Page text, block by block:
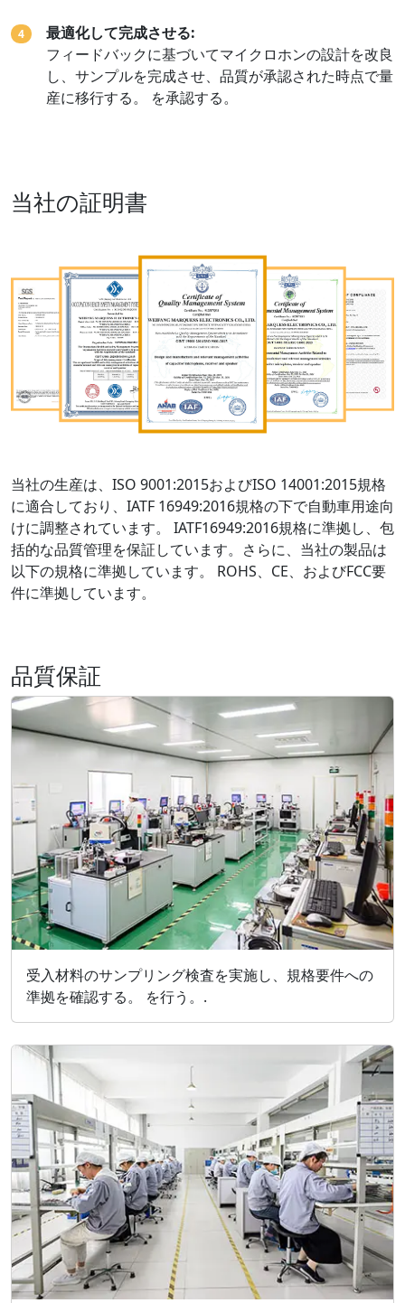
4
最適化して完成させる:
フィードバックに基づいてマイクロホンの設計を改良
し、サンプルを完成させ、品質が承認された時点で量
産に移行する。 を承認する。
当社の証明書
当社の生産は、ISO 9001:2015およびISO 14001:2015規格
に適合しており、IATF 16949:2016規格の下で自動車用途向
けに調整されています。 IATF16949:2016規格に準拠し、包
括的な品質管理を保証しています。さらに、当社の製品は
以下の規格に準拠しています。 ROHS、CE、およびFCC要
件に準拠しています。
品質保証
受入材料のサンプリング検査を実施し、規格要件への
準拠を確認する。 を行う。.